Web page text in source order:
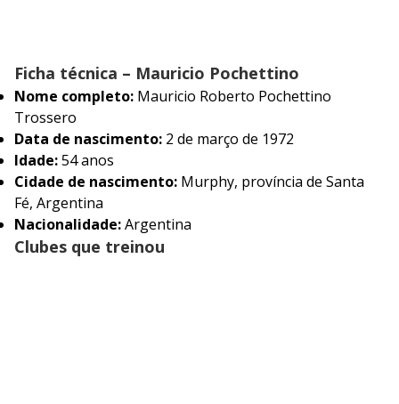
Ficha técnica – Mauricio Pochettino
Nome completo: Mauricio Roberto Pochettino
Trossero
Data de nascimento: 2 de março de 1972
Idade:54 anos
Cidade de nascimento: Murphy, província de Santa
Fé, Argentina
Nacionalidade:Argentina
Clubes que treinou